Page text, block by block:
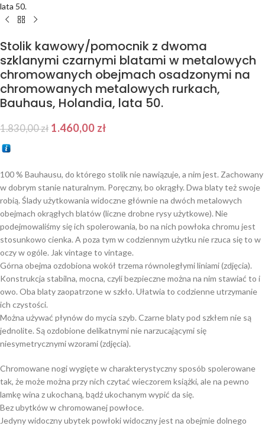
lata 50.
Stolik kawowy/pomocnik z dwoma
szklanymi czarnymi blatami w metalowych
chromowanych obejmach osadzonymi na
chromowanych metalowych rurkach,
Bauhaus, Holandia, lata 50.
1.830,00zł 1.460,00 zł
100 % Bauhausu, do którego stolik nie nawiązuje, a nim jest. Zachowany
w dobrym stanie naturalnym. Poręczny, bo okrągły. Dwa blaty też swoje
robią. Ślady użytkowania widoczne głównie na dwóch metalowych
obejmach okrągłych blatów (liczne drobne rysy użytkowe). Nie
podejmowaliśmy się ich spolerowania, bo na nich powłoka chromu jest
stosunkowo cienka. A poza tym w codziennym użytku nie rzuca się to w
oczy w ogóle. Jak vintage to vintage.
Górna obejma ozdobiona wokół trzema równoległymi liniami (zdjęcia).
Konstrukcja stabilna, mocna, czyli bezpieczne można na nim stawiać to i
owo. Oba blaty zaopatrzone w szkło. Ułatwia to codzienne utrzymanie
ich czystości.
Można używać płynów do mycia szyb. Czarne blaty pod szkłem nie są
jednolite. Są ozdobione delikatnymi nie narzucającymi się
niesymetrycznymi wzorami (zdjęcia).
Chromowane nogi wygięte w charakterystyczny sposób spolerowane
tak, że może można przy nich czytać wieczorem książki, ale na pewno
lamkę wina z ukochaną, bądź ukochanym wypić da się.
Bez ubytków w chromowanej powłoce.
Jedyny widoczny ubytek powłoki widoczny jest na obejmie dolnego